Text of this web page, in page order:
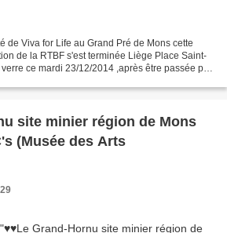
de Viva for Life au Grand Pré de Mons cette
de la RTBF s'est terminée Liège Place Saint-
ce mardi 23/12/2014 ,après être passée par
(Musée des Arts